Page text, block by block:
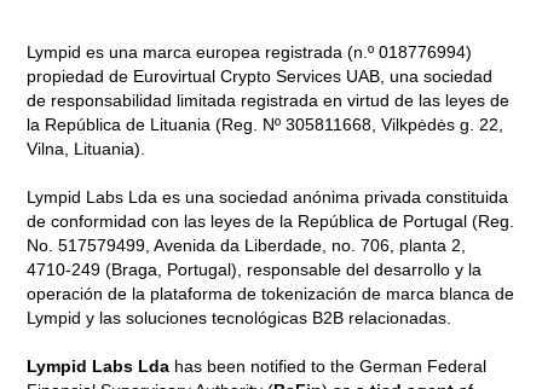
Lympid es una marca europea registrada (n.º 018776994)
propiedad de Eurovirtual Crypto Services UAB, una sociedad
de responsabilidad limitada registrada en virtud de las leyes de
la República de Lituania (Reg. Nº 305811668, Vilkpėdės g. 22,
Vilna, Lituania).
Lympid Labs Lda es una sociedad anónima privada constituida
de conformidad con las leyes de la República de Portugal (Reg.
No. 517579499, Avenida da Liberdade, no. 706, planta 2,
4710-249 (Braga, Portugal), responsable del desarrollo y la
operación de la plataforma de tokenización de marca blanca de
Lympid y las soluciones tecnológicas B2B relacionadas.
Lympid Labs Lda has been notified to the German Federal